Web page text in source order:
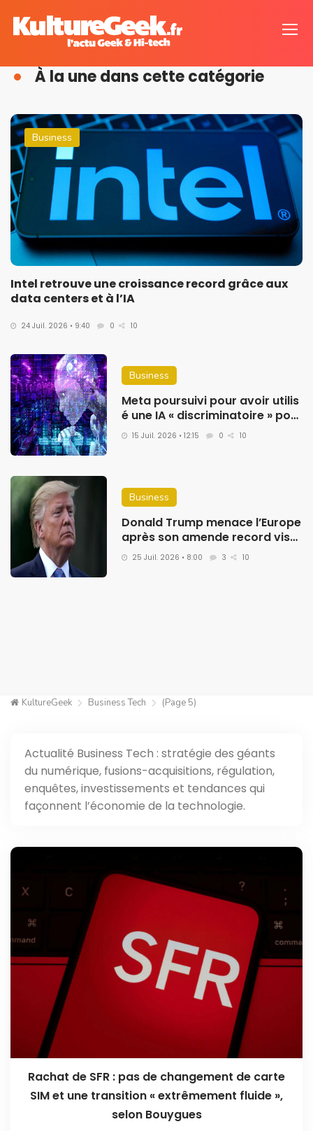
À la une dans cette catégorie
Business
Intel retrouve une croissance record grâce aux
data centers et à l’IA
24 Juil. 2026 • 9:40 0 10
Business
Meta poursuivi pour avoir utilis
é une IA « discriminatoire » pour
ses licenciements
15 Juil. 2026 • 12:15 0 10
Business
Donald Trump menace l’Europe
après son amende record visa
nt Google
25 Juil. 2026 • 8:00 3 10
KultureGeek Business Tech (Page 5)
Actualité Business Tech : stratégie des géants
du numérique, fusions-acquisitions, régulation,
enquêtes, investissements et tendances qui
façonnent l’économie de la technologie.
Rachat de SFR : pas de changement de carte
SIM et une transition « extrêmement fluide »,
selon Bouygues